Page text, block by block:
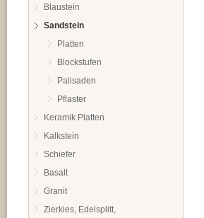
Blaustein
Sandstein
Platten
Blockstufen
Palisaden
Pflaster
Keramik Platten
Kalkstein
Schiefer
Basalt
Granit
Zierkies, Edelsplitt,